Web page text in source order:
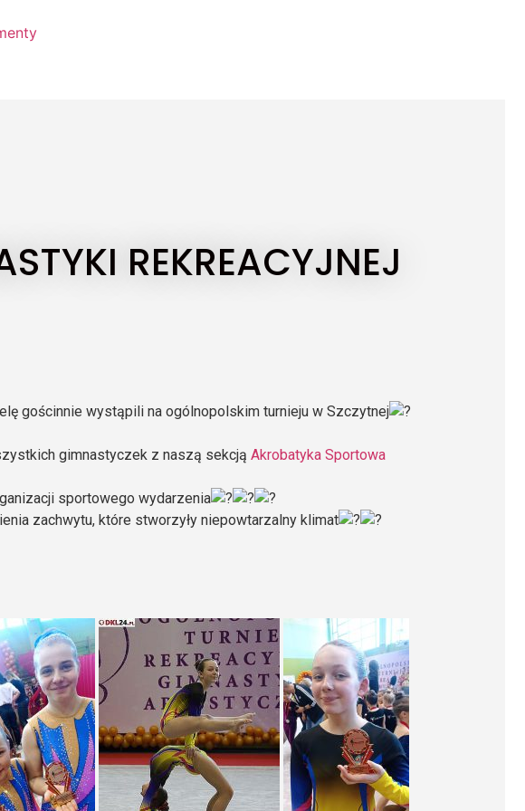
REKREACYJNEJ
gościnnie wystąpili na ogólnopolskim turnieju w Szczytnej
gimnastyczek z naszą sekcją Akrobatyka Sportowa
sportowego wydarzenia
zachwytu, które stworzyły niepowtarzalny klimat